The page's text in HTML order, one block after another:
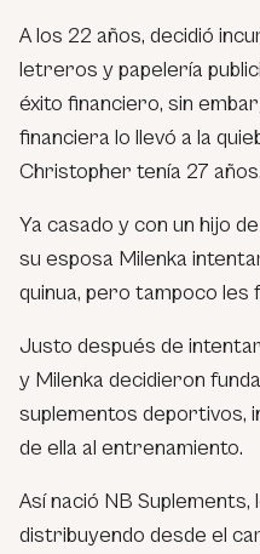
A los 22 años, decidió
letreros y papelería
éxito financiero, sin
financiera lo llevó a la
Christopher tenía 27 años.
Ya casado y con un hijo
su esposa Milenka
quinua, pero tampoco les
Justo después de
y Milenka decidieron
suplementos deportivos,
de ella al entrenamiento.
Así nació NB
distribuyendo desde el